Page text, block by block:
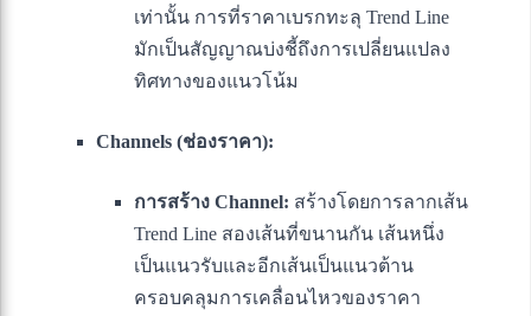
เท่านั้น การที่ราคาเบรกทะลุ Trend Line
มักเป็นสัญญาณบ่งชี้ถึงการเปลี่ยนแปลง
ทิศทางของแนวโน้ม
Channels (ช่องราคา):
การสร้าง Channel: สร้างโดยการลากเส้น
Trend Line สองเส้นที่ขนานกัน เส้นหนึ่ง
เป็นแนวรับและอีกเส้นเป็นแนวต้าน
ครอบคลุมการเคลื่อนไหวของราคา